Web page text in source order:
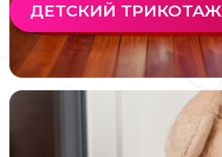
ДЕТСКИЙ ТРИКОТАЖ